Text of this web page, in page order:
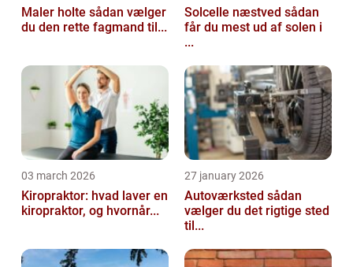
Maler holte sådan vælger
du den rette fagmand til...
Solcelle næstved sådan
får du mest ud af solen i
...
03 march 2026
Kiropraktor: hvad laver en
kiropraktor, og hvornår...
27 january 2026
Autoværksted sådan
vælger du det rigtige sted
til...